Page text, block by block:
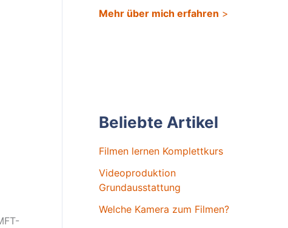
Mehr über mich erfahren >
Beliebte Artikel
Filmen lernen Komplettkurs
Videoproduktion
Grundausstattung
Welche Kamera zum Filmen?